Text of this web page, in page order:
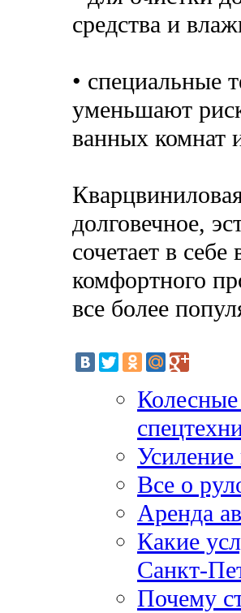
средства и
• специальные
уменьшают
ванных комнат
долговечное,
сочетает в
комфортного
все более
Колесные
Все о
Аренда
Какие
Санкт-
Почему